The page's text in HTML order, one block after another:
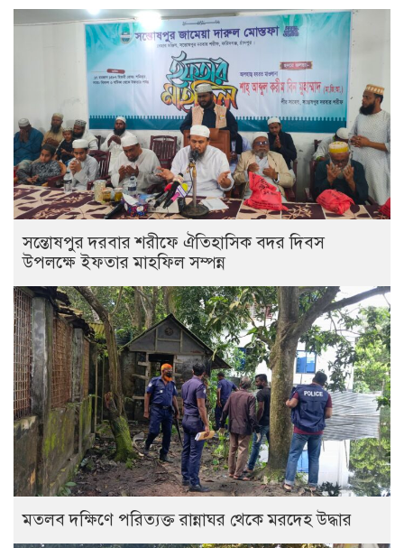
সন্তোষপুর দরবার শরীফে ঐতিহাসিক বদর দিবস
উপলক্ষে ইফতার মাহফিল সম্পন্ন
মতলব দক্ষিণে পরিত্যক্ত রান্নাঘর থেকে মরদেহ উদ্ধার